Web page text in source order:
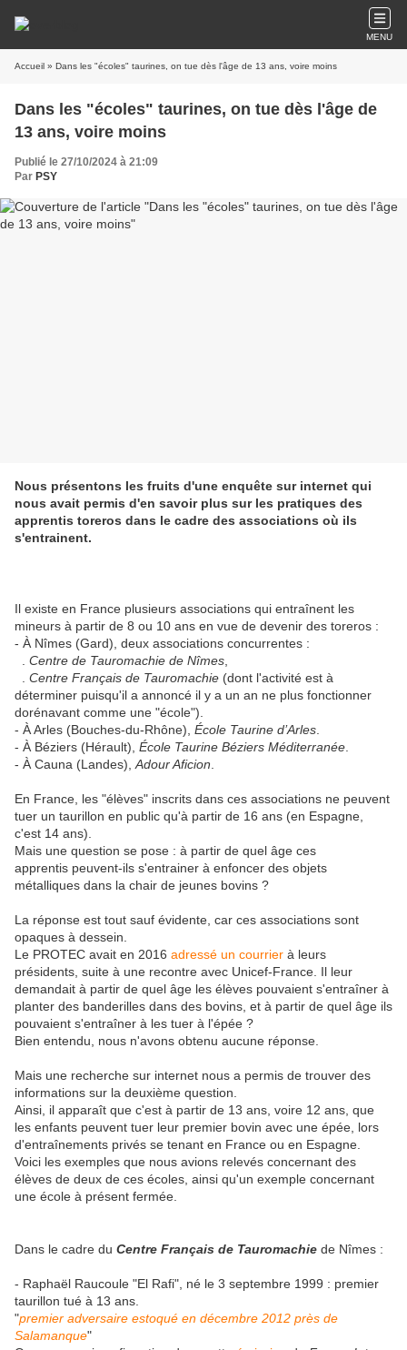
MENU
Accueil » Dans les "écoles" taurines, on tue dès l'âge de 13 ans, voire moins
Dans les "écoles" taurines, on tue dès l'âge de
13 ans, voire moins
Publié le 27/10/2024 à 21:09
Par PSY
Nous présentons les fruits d'une enquête sur internet qui
nous avait permis d'en savoir plus sur les pratiques des
apprentis toreros dans le cadre des associations où ils
s'entrainent.
Il existe en France plusieurs associations qui entraînent les
mineurs à partir de 8 ou 10 ans en vue de devenir des toreros :
- À Nîmes (Gard), deux associations concurrentes :
Centre de Tauromachie de Nîmes
Centre Français de Tauromachie (dont l'activité est à
déterminer puisqu'il a annoncé il y a un an ne plus fonctionner
dorénavant comme une "école").
- À Arles (Bouches-du-Rhône), École Taurine d’Arles
- À Béziers (Hérault), École Taurine Béziers Méditerranée
- À Cauna (Landes), Adour Aficion
En France, les "élèves" inscrits dans ces associations ne peuvent
tuer un taurillon en public qu'à partir de 16 ans (en Espagne,
c'est 14 ans).
Mais une question se pose : à partir de quel âge ces
apprentis peuvent-ils s'entrainer à enfoncer des objets
métalliques dans la chair de jeunes bovins ?
La réponse est tout sauf évidente, car ces associations sont
opaques à dessein.
Le PROTEC avait en 2016 adressé un courrier à leurs
présidents, suite à une recontre avec Unicef-France. Il leur
demandait à partir de quel âge les élèves pouvaient s'entraîner à
planter des banderilles dans des bovins, et à partir de quel âge ils
pouvaient s'entraîner à les tuer à l'épée ?
Bien entendu, nous n'avons obtenu aucune réponse.
Mais une recherche sur internet nous a permis de trouver des
informations sur la deuxième question.
Ainsi, il apparaît que c'est à partir de 13 ans, voire 12 ans, que
les enfants peuvent tuer leur premier bovin avec une épée, lors
d'entraînements privés se tenant en France ou en Espagne.
Voici les exemples que nous avions relevés concernant des
élèves de deux de ces écoles, ainsi qu'un exemple concernant
une école à présent fermée.
Dans le cadre du Centre Français de Tauromachie de Nîmes :
- Raphaël Raucoule "El Rafi", né le 3 septembre 1999 : premier
taurillon tué à 13 ans.
"premier adversaire estoqué en décembre 2012 près de
Salamanque"